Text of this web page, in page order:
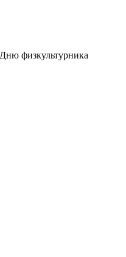
физкультурника